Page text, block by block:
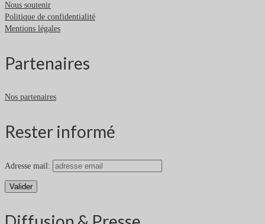
Nous soutenir
Politique de confidentialité
Mentions légales
Partenaires
Nos partenaires
Rester informé
Adresse mail: